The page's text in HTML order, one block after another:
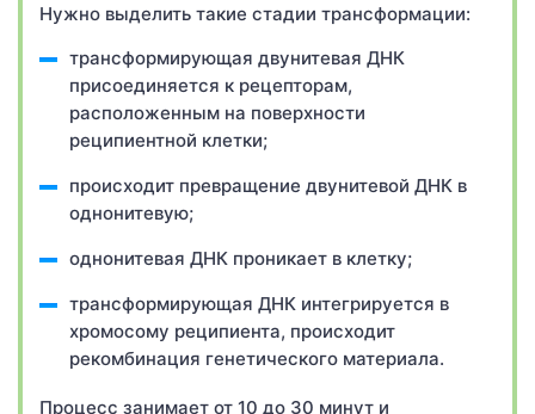
Нужно выделить такие стадии трансформации:
трансформирующая двунитевая ДНК
присоединяется к рецепторам,
расположенным на поверхности
реципиентной клетки;
происходит превращение двунитевой ДНК в
однонитевую;
однонитевая ДНК проникает в клетку;
трансформирующая ДНК интегрируется в
хромосому реципиента, происходит
рекомбинация генетического материала.
Процесс занимает от 10 до 30 минут и